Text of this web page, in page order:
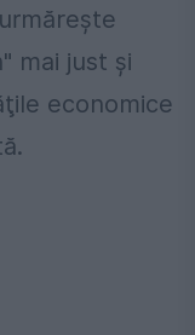
mai just şi
economice